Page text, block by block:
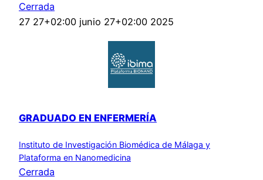
Cerrada
27 27+02:00 junio 27+02:00 2025
GRADUADO EN ENFERMERÍA
Instituto de Investigación Biomédica de Málaga y
Plataforma en Nanomedicina
Cerrada